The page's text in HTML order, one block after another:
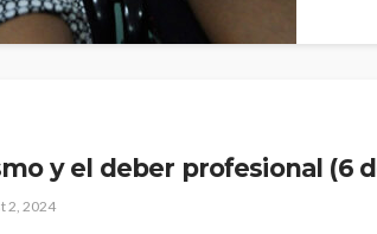
y el deber profesional (6
2, 2024